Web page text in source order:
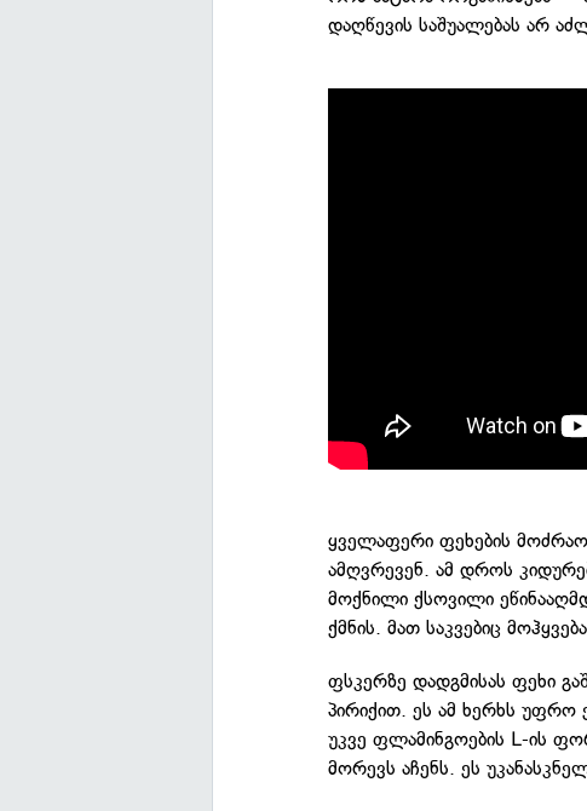
დაღწევის საშუალებას არ
ყველაფერი ფეხების
ამღვრევენ. ამ დროს
მოქნილი ქსოვილი
ქმნის. მათ საკვებიც
ფსკერზე დადგმისას ფეხი
პირიქით. ეს ამ ხერხს უფრო
უკვე ფლამინგოების L-ის
მორევს აჩენს. ეს